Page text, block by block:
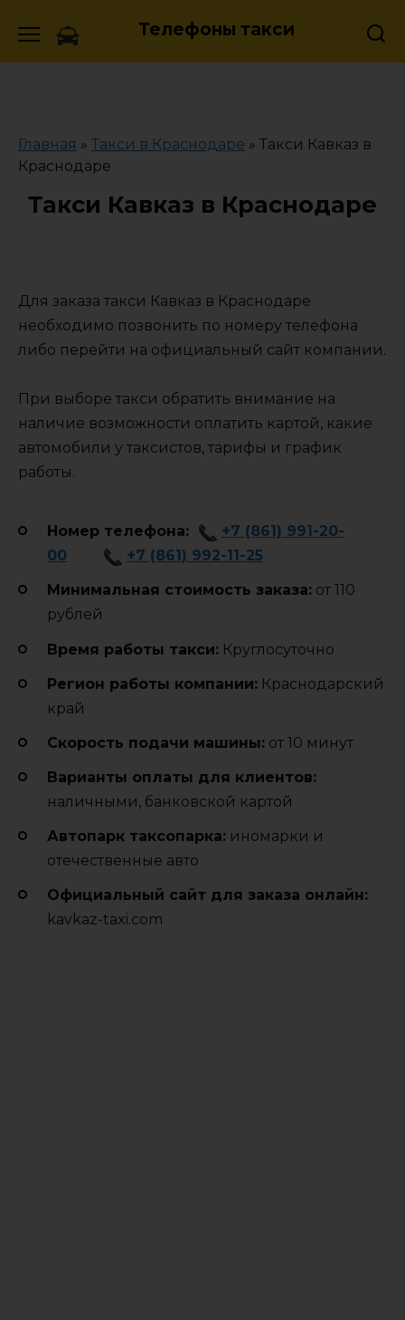
Телефоны такси
Главная » Такси в Краснодаре » Такси Кавказ в
Краснодаре
Такси Кавказ в Краснодаре
Для заказа такси Кавказ в Краснодаре
необходимо позвонить по номеру телефона
либо перейти на официальный сайт компании.
При выборе такси обратить внимание на
наличие возможности оплатить картой, какие
автомобили у таксистов, тарифы и график
работы.
Номер телефона:
+7 (861) 991-20-
00
+7 (861) 992-11-25
Минимальная стоимость заказа: от 110
рублей
Время работы такси: Круглосуточно
Регион работы компании: Краснодарский
край
Cкорость подачи машины: от 10 минут
Варианты оплаты для клиентов:
наличными, банковской картой
Автопарк таксопарка: иномарки и
отечественные авто
Официальный сайт для заказа онлайн:
kavkaz-taxi.com